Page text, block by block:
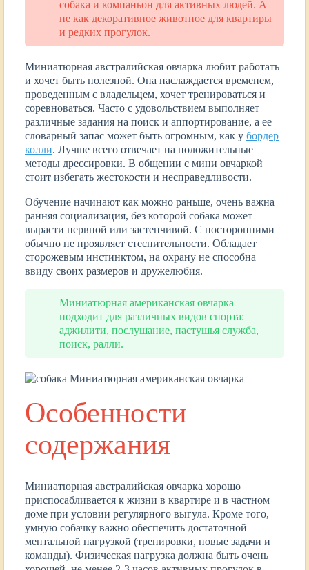
собака и компаньон для активных людей. А
не как декоративное животное для квартиры
и редких прогулок.
Миниатюрная австралийская овчарка любит работать
и хочет быть полезной. Она наслаждается временем,
проведенным с владельцем, хочет тренироваться и
соревноваться. Часто с удовольствием выполняет
различные задания на поиск и аппортирование, а ее
словарный запас может быть огромным, как у бордер
колли. Лучше всего отвечает на положительные
методы дрессировки. В общении с мини овчаркой
стоит избегать жестокости и несправедливости.
Обучение начинают как можно раньше, очень важна
ранняя социализация, без которой собака может
вырасти нервной или застенчивой. С посторонними
обычно не проявляет стеснительности. Обладает
сторожевым инстинктом, на охрану не способна
ввиду своих размеров и дружелюбия.
Миниатюрная американская овчарка
подходит для различных видов спорта:
аджилити, послушание, пастушья служба,
поиск, ралли.
Особенности
содержания
Миниатюрная австралийская овчарка хорошо
приспосабливается к жизни в квартире и в частном
доме при условии регулярного выгула. Кроме того,
умную собачку важно обеспечить достаточной
ментальной нагрузкой (тренировки, новые задачи и
команды). Физическая нагрузка должна быть очень